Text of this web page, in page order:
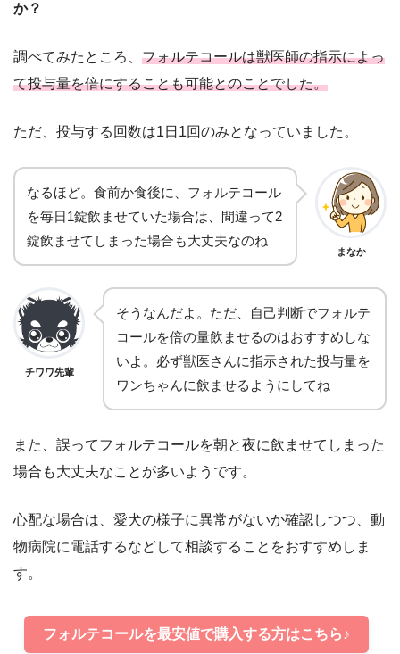
か？
調べてみたところ、 フォルテコールは獣医師の指示によっ
て投与量を倍にすることも可能とのことでした。
ただ、投与する回数は1日1回のみとなっていました。
なるほど。食前か食後に、フォルテコール
を毎日1錠飲ませていた場合は、間違って2
錠飲ませてしまった場合も大丈夫なのね
まなか
チワワ先輩
そうなんだよ。ただ、自己判断でフォルテ
コールを倍の量飲ませるのはおすすめしな
いよ。必ず獣医さんに指示された投与量を
ワンちゃんに飲ませるようにしてね
また、誤ってフォルテコールを朝と夜に飲ませてしまった
場合も大丈夫なことが多いようです。
心配な場合は、愛犬の様子に異常がないか確認しつつ、動
物病院に電話するなどして相談することをおすすめしま
す。
フォルテコールを最安値で購入する方はこちら♪